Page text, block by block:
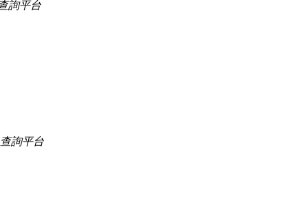
詢平台
詢平台